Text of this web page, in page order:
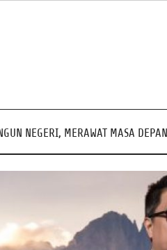
NEGERI, MERAWAT MASA DEPAN